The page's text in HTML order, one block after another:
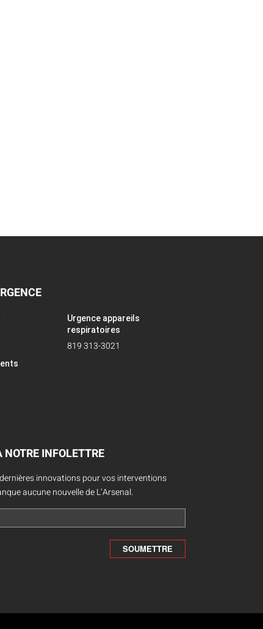
Urgence appareils
respiratoires
819 313-3021
INFOLETTRE
innovations pour vos interventions
aucune nouvelle de L’Arsenal.